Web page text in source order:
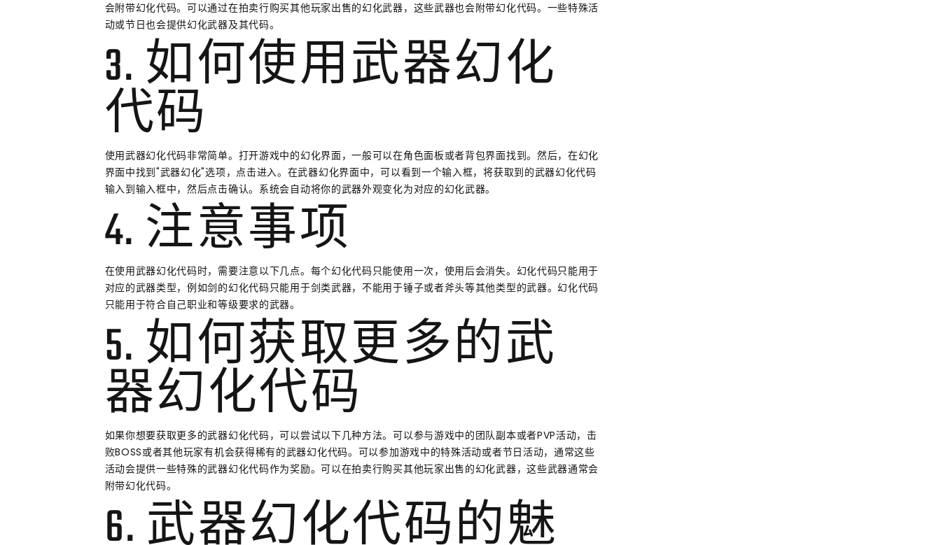
会附带幻化代码。可以通过在拍卖行购买其他玩家出售的幻化武器，这些武器也会附带幻化代码。一些特殊活
动或节日也会提供幻化武器及其代码。
3. 如何使用武器幻化
代码
使用武器幻化代码非常简单。打开游戏中的幻化界面，一般可以在角色面板或者背包界面找到。然后，在幻化
界面中找到"武器幻化"选项，点击进入。在武器幻化界面中，可以看到一个输入框，将获取到的武器幻化代码
输入到输入框中，然后点击确认。系统会自动将你的武器外观变化为对应的幻化武器。
4. 注意事项
在使用武器幻化代码时，需要注意以下几点。每个幻化代码只能使用一次，使用后会消失。幻化代码只能用于
对应的武器类型，例如剑的幻化代码只能用于剑类武器，不能用于锤子或者斧头等其他类型的武器。幻化代码
只能用于符合自己职业和等级要求的武器。
5. 如何获取更多的武
器幻化代码
如果你想要获取更多的武器幻化代码，可以尝试以下几种方法。可以参与游戏中的团队副本或者PVP活动，击
败BOSS或者其他玩家有机会获得稀有的武器幻化代码。可以参加游戏中的特殊活动或者节日活动，通常这些
活动会提供一些特殊的武器幻化代码作为奖励。可以在拍卖行购买其他玩家出售的幻化武器，这些武器通常会
附带幻化代码。
6. 武器幻化代码的魅